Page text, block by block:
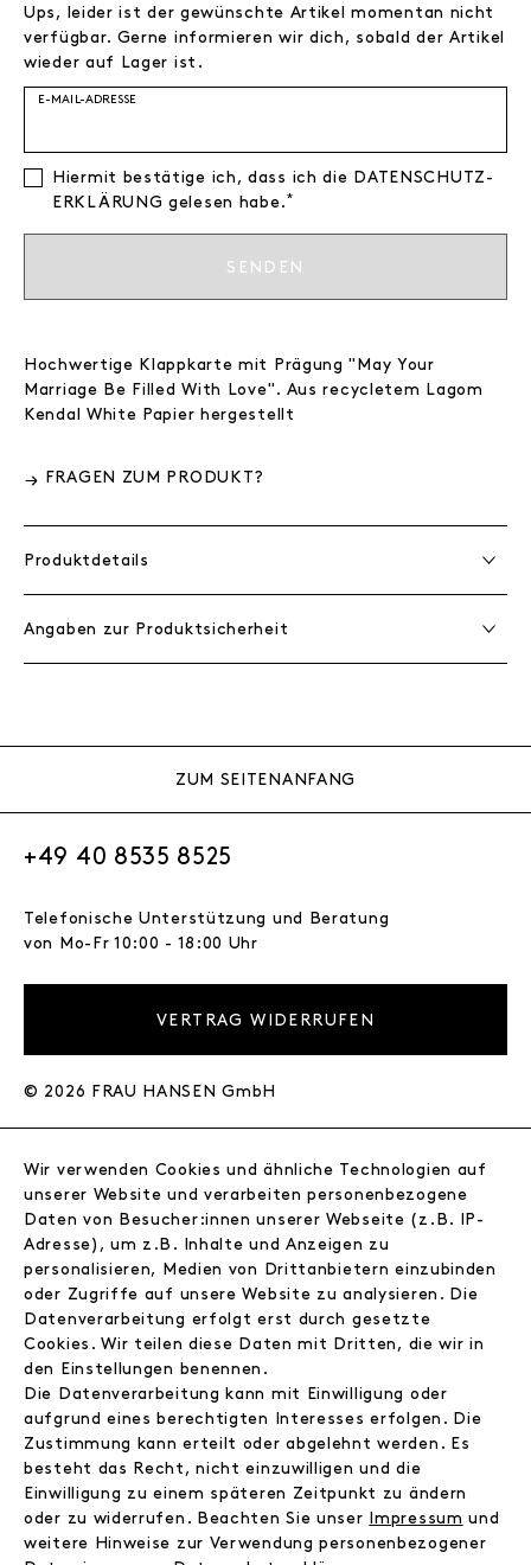
Ups, leider ist der gewünschte Artikel momentan nicht
verfügbar. Gerne informieren wir dich, sobald der Artikel
wieder auf Lager ist.
E-MAIL-ADRESSE
Hiermit bestätige ich, dass ich die
DATEN­SCHUTZ­
ERKLÄRUNG gelesen habe. *
SENDEN
Hochwertige Klappkarte mit Prägung "May Your
Marriage Be Filled With Love". Aus recycletem Lagom
Kendal White Papier hergestellt
FRAGEN ZUM PRODUKT?
Produktdetails
Angaben zur Produktsicherheit
ZUM SEITENANFANG
+49 40 8535 8525
Telefonische Unterstützung und Beratung
von Mo-Fr 10:00 - 18:00 Uhr
VERTRAG WIDERRUFEN
© 2026 FRAU HANSEN GmbH
Store
Wir
Jobs
Wholesale
Instagram
Facebook
Kontakt
INFORMATIONEN
FAQ
Zahlungsinformationen
Versand
Wir verwenden Cookies und ähnliche Technologien auf
unserer Website und verarbeiten personenbezogene
Daten von Besucher:innen unserer Webseite (z.B. IP-
Adresse), um z.B. Inhalte und Anzeigen zu
personalisieren, Medien von Drittanbietern einzubinden
oder Zugriffe auf unsere Website zu analysieren. Die
Datenverarbeitung erfolgt erst durch gesetzte
Cookies. Wir teilen diese Daten mit Dritten, die wir in
den Einstellungen benennen.
Die Datenverarbeitung kann mit Einwilligung oder
aufgrund eines berechtigten Interesses erfolgen. Die
Zustimmung kann erteilt oder abgelehnt werden. Es
besteht das Recht, nicht einzuwilligen und die
Einwilligung zu einem späteren Zeitpunkt zu ändern
oder zu widerrufen. Beachten Sie unser
Impressum und
weitere Hinweise zur Verwendung personenbezogener